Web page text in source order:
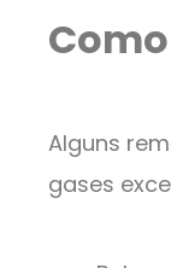
Alguns
gases